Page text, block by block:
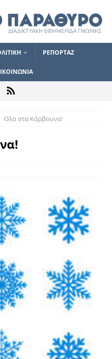
ΡΕΠΟΡΤΑΖ
Ολα στα Κάρβουνα!